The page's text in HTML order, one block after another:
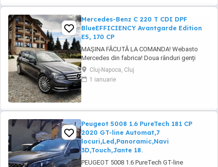
Mercedes-Benz C 220 T CDI DPF
BlueEFFICIENCY Avantgarde Edition
E5, 170 CP
MAȘINA FĂCUTĂ LA COMANDA! Webasto
Mercedes din fabrica! Doua rânduri genți
echipate. Echipament special: Faruri bi-xenon
cu distribuție adaptivă a luminii (Intelligent
Light System), sistem de asistență la
de combustibil: ...
Cluj-Napoca, Cluj
1 ianuarie
Peugeot 5008 1.6 PureTech 181 CP
2020 GT-line Automat,7
locuri,Led,Panoramic,Navi
3D,Touch,Jante 18.
PEUGEOT 5008 1.6 PureTech GT-line